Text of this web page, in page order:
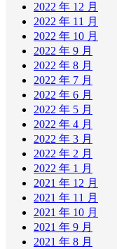
2022 年 12 月
2022 年 11 月
2022 年 10 月
2022 年 9 月
2022 年 8 月
2022 年 7 月
2022 年 6 月
2022 年 5 月
2022 年 4 月
2022 年 3 月
2022 年 2 月
2022 年 1 月
2021 年 12 月
2021 年 11 月
2021 年 10 月
2021 年 9 月
2021 年 8 月